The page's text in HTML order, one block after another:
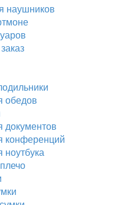
наушников
обедов
документов
конференций
ноутбука